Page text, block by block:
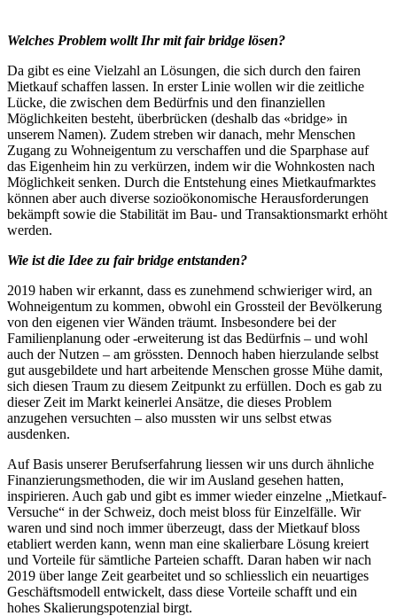
Welches Problem wollt Ihr mit fair bridge lösen?
Da gibt es eine Vielzahl an Lösungen, die sich durch den fairen
Mietkauf schaffen lassen. In erster Linie wollen wir die zeitliche
Lücke, die zwischen dem Bedürfnis und den finanziellen
Möglichkeiten besteht, überbrücken (deshalb das «bridge» in
unserem Namen). Zudem streben wir danach, mehr Menschen
Zugang zu Wohneigentum zu verschaffen und die Sparphase auf
das Eigenheim hin zu verkürzen, indem wir die Wohnkosten nach
Möglichkeit senken. Durch die Entstehung eines Mietkaufmarktes
können aber auch diverse sozioökonomische Herausforderungen
bekämpft sowie die Stabilität im Bau- und Transaktionsmarkt erhöht
werden.
Wie ist die Idee zu fair bridge entstanden?
2019 haben wir erkannt, dass es zunehmend schwieriger wird, an
Wohneigentum zu kommen, obwohl ein Grossteil der Bevölkerung
von den eigenen vier Wänden träumt. Insbesondere bei der
Familienplanung oder -erweiterung ist das Bedürfnis – und wohl
auch der Nutzen – am grössten. Dennoch haben hierzulande selbst
gut ausgebildete und hart arbeitende Menschen grosse Mühe damit,
sich diesen Traum zu diesem Zeitpunkt zu erfüllen. Doch es gab zu
dieser Zeit im Markt keinerlei Ansätze, die dieses Problem
anzugehen versuchten – also mussten wir uns selbst etwas
ausdenken.
Auf Basis unserer Berufserfahrung liessen wir uns durch ähnliche
Finanzierungsmethoden, die wir im Ausland gesehen hatten,
inspirieren. Auch gab und gibt es immer wieder einzelne „Mietkauf-
Versuche“ in der Schweiz, doch meist bloss für Einzelfälle. Wir
waren und sind noch immer überzeugt, dass der Mietkauf bloss
etabliert werden kann, wenn man eine skalierbare Lösung kreiert
und Vorteile für sämtliche Parteien schafft. Daran haben wir nach
2019 über lange Zeit gearbeitet und so schliesslich ein neuartiges
Geschäftsmodell entwickelt, dass diese Vorteile schafft und ein
hohes Skalierungspotenzial birgt.